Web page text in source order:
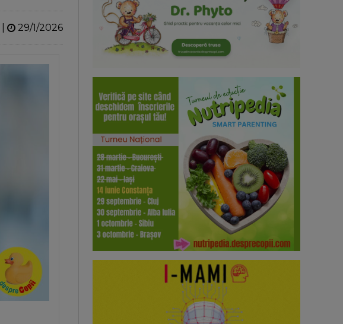
29/1/2026